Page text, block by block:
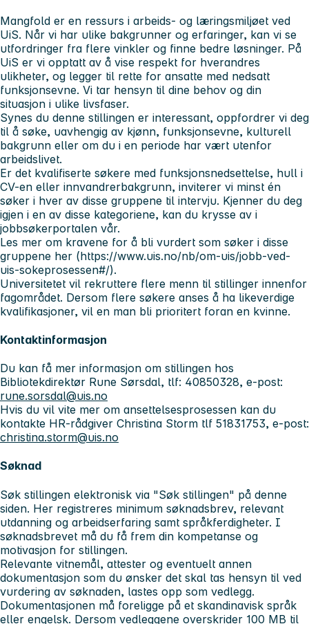
Mangfold er en ressurs i arbeids- og læringsmiljøet ved
UiS. Når vi har ulike bakgrunner og erfaringer, kan vi se
utfordringer fra flere vinkler og finne bedre løsninger. På
UiS er vi opptatt av å vise respekt for hverandres
ulikheter, og legger til rette for ansatte med nedsatt
funksjonsevne. Vi tar hensyn til dine behov og din
situasjon i ulike livsfaser.
Synes du denne stillingen er interessant, oppfordrer vi deg
til å søke, uavhengig av kjønn, funksjonsevne, kulturell
bakgrunn eller om du i en periode har vært utenfor
arbeidslivet.
Er det kvalifiserte søkere med funksjonsnedsettelse, hull i
CV-en eller innvandrerbakgrunn, inviterer vi minst én
søker i hver av disse gruppene til intervju. Kjenner du deg
igjen i en av disse kategoriene, kan du krysse av i
jobbsøkerportalen vår.
Les mer om kravene for å bli vurdert som søker i disse
gruppene her (https://www.uis.no/nb/om-uis/jobb-ved-
uis-sokeprosessen#/).
Universitetet vil rekruttere flere menn til stillinger innenfor
fagområdet. Dersom flere søkere anses å ha likeverdige
kvalifikasjoner, vil en man bli prioritert foran en kvinne.
Kontaktinformasjon
Du kan få mer informasjon om stillingen hos
Bibliotekdirektør Rune Sørsdal, tlf: 40850328, e-post:
rune.sorsdal@uis.no
Hvis du vil vite mer om ansettelsesprosessen kan du
kontakte HR-rådgiver Christina Storm tlf 51831753, e-post:
christina.storm@uis.no
Søknad
Søk stillingen elektronisk via "Søk stillingen" på denne
siden. Her registreres minimum søknadsbrev, relevant
utdanning og arbeidserfaring samt språkferdigheter. I
søknadsbrevet må du få frem din kompetanse og
motivasjon for stillingen.
Relevante vitnemål, attester og eventuelt annen
dokumentasjon som du ønsker det skal tas hensyn til ved
vurdering av søknaden, lastes opp som vedlegg.
Dokumentasjonen må foreligge på et skandinavisk språk
eller engelsk. Dersom vedleggene overskrider 100 MB til